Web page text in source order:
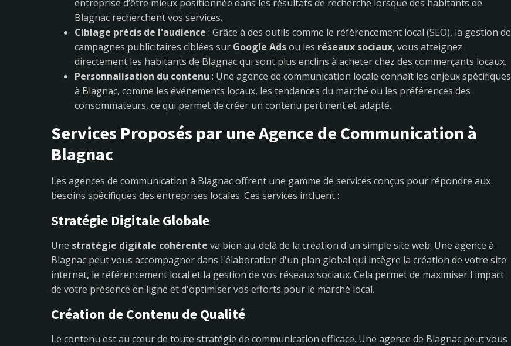
entreprise d’être mieux positionnée dans les résultats de recherche lorsque des habitants de
Blagnac recherchent vos services.
Ciblage précis de l'audience : Grâce à des outils comme le référencement local (SEO), la gestion de
campagnes publicitaires ciblées sur Google Adsou les réseaux sociaux, vous atteignez
directement les habitants de Blagnac qui sont plus enclins à acheter chez des commerçants locaux.
Personnalisation du contenu : Une agence de communication locale connaît les enjeux spécifiques
à Blagnac, comme les événements locaux, les tendances du marché ou les préférences des
consommateurs, ce qui permet de créer un contenu pertinent et adapté.
Services Proposés par une Agence de Communication à
Blagnac
Les agences de communication à Blagnac offrent une gamme de services conçus pour répondre aux
besoins spécifiques des entreprises locales. Ces services incluent :
Stratégie Digitale Globale
Une stratégie digitale cohérente va bien au-delà de la création d'un simple site web. Une agence à
Blagnac peut vous accompagner dans l'élaboration d'un plan global qui intègre la création de votre site
internet, le référencement local et la gestion de vos réseaux sociaux. Cela permet de maximiser l'impact
de votre présence en ligne et d'optimiser vos efforts pour le marché local.
Création de Contenu de Qualité
Le contenu est au cœur de toute stratégie de communication efficace. Une agence de Blagnac peut vous